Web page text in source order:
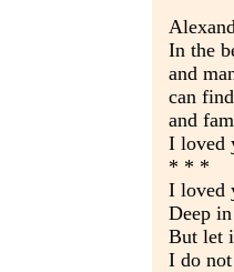
In the
and
can
and
I loved
* * *
I loved
Deep
But let
I do